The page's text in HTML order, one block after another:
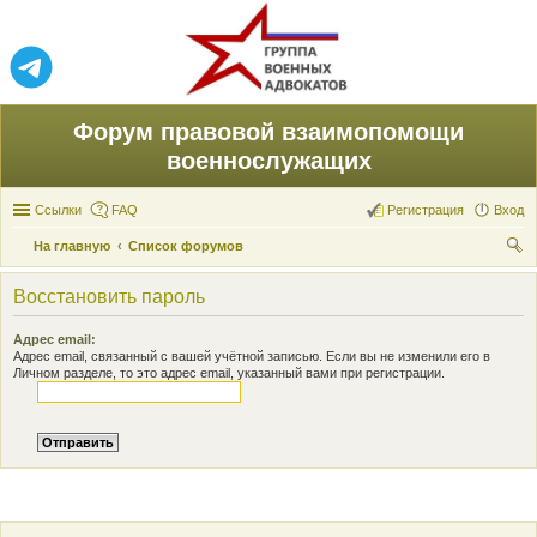
Форум правовой взаимопомощи
военнослужащих
Ссылки FAQ Вход
Регистрация
На главную
Список форумов
ои
Восстановить пароль
Адрес email:
Адрес email, связанный с вашей учётной записью. Если вы не изменили его в
Личном разделе, то это адрес email, указанный вами при регистрации.